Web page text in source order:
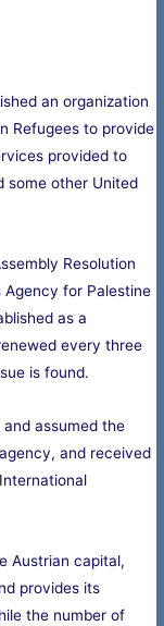
an organization
Refugees to provide
provided to
some other United
Resolution
Agency for Palestine
as a
every three
is found.
and assumed the
and received
Austrian capital,
provides its
the number of